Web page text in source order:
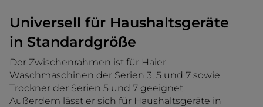
Universell für Haushaltsgeräte
in Standardgröße
Der Zwischenrahmen ist für Haier
Waschmaschinen der Serien 3, 5 und 7 sowie
Trockner der Serien 5 und 7 geeignet.
Außerdem lässt er sich für Haushaltsgeräte in